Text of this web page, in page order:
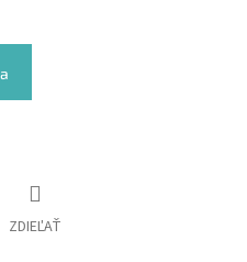
ZDIEĽAŤ